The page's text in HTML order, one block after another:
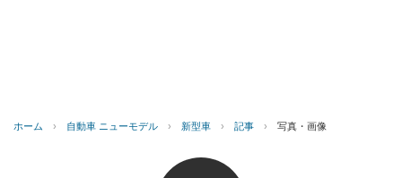
ホーム › 自動車 ニューモデル › 新型車 › 記事 › 写真・画像